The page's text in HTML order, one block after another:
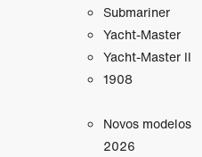
Submariner
Yacht-Master
Yacht-Master II
1908
Novos modelos
2026